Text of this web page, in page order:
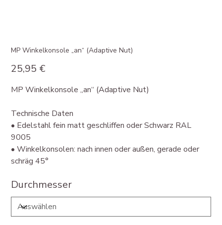
MP Winkelkonsole „an“ (Adaptive Nut)
25,95 €
MP Winkelkonsole „an“ (Adaptive Nut)
Technische Daten
• Edelstahl fein matt geschliffen oder Schwarz RAL
9005
• Winkelkonsolen: nach innen oder außen, gerade oder
schräg 45°
Durchmesser